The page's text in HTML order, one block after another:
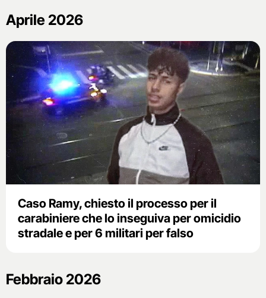
Aprile 2026
Caso Ramy, chiesto il processo per il
carabiniere che lo inseguiva per omicidio
stradale e per 6 militari per falso
Febbraio 2026